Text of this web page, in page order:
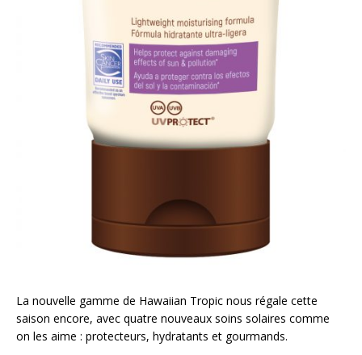
La nouvelle gamme de Hawaiian Tropic nous régale cette
saison encore, avec quatre nouveaux soins solaires comme
on les aime : protecteurs, hydratants et gourmands.